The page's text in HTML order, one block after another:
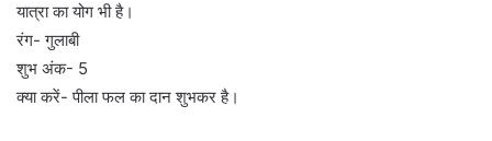
यात्रा का योग भी है।
रंग- गुलाबी
शुभ अंक- 5
क्या करें- पीला फल का दान शुभकर है।